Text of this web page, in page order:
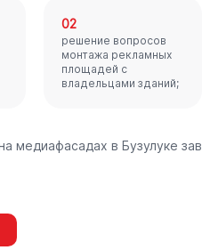
02
решение вопросов
монтажа рекламных
площадей с
владельцами зданий;
медиафасадах в Бузулуке